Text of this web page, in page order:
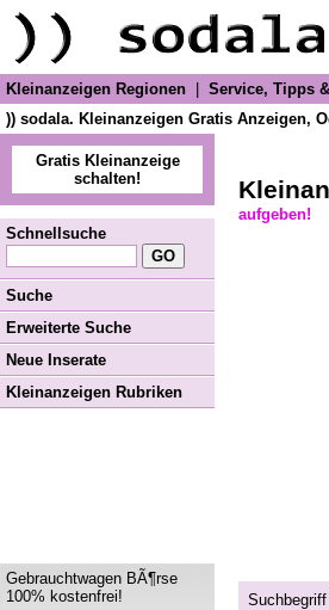
Kleinanzeigen Regionen Service, Tipps
)) sodala. Kleinanzeigen Gratis Anzeigen,
Gratis Kleinanzeige
schalten!
Schnellsuche
Suche
Erweiterte Suche
Neue Inserate
Kleinanzeigen Rubriken
Gebrauchtwagen BÃ¶rse
100% kostenfrei!
aufgeben!
Suchbegriff